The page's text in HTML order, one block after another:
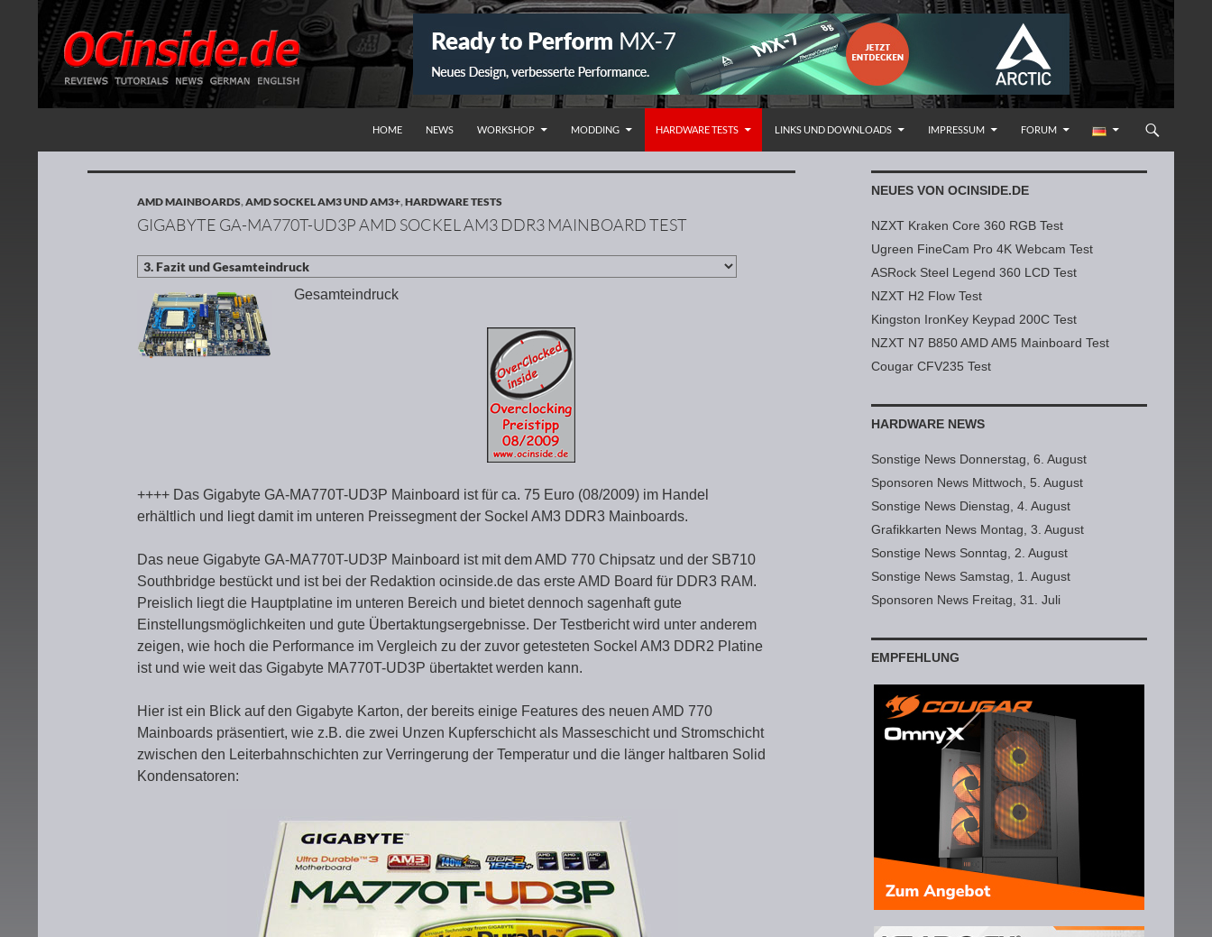
HOME
NEWS WORKSHOP MODDING HARDWARE TESTS LINKS UND DOWNLOADS IMPRESSUM FORUM
AMD MAINBOARDS,AMD SOCKEL AM3 UND AM3+,HARDWARE TESTS
GIGABYTE GA-MA770T-UD3P AMD SOCKEL AM3 DDR3 MAINBOARD TEST
Gesamteindruck
++++ Das Gigabyte GA-MA770T-UD3P Mainboard ist für ca. 75 Euro (08/2009) im Handel
erhältlich und liegt damit im unteren Preissegment der Sockel AM3 DDR3 Mainboards.
Das neue Gigabyte GA-MA770T-UD3P Mainboard ist mit dem AMD 770 Chipsatz und der SB710
Southbridge bestückt und ist bei der Redaktion ocinside.de das erste AMD Board für DDR3 RAM.
Preislich liegt die Hauptplatine im unteren Bereich und bietet dennoch sagenhaft gute
Einstellungsmöglichkeiten und gute Übertaktungsergebnisse. Der Testbericht wird unter anderem
zeigen, wie hoch die Performance im Vergleich zu der zuvor getesteten Sockel AM3 DDR2 Platine
ist und wie weit das Gigabyte MA770T-UD3P übertaktet werden kann.
Hier ist ein Blick auf den Gigabyte Karton, der bereits einige Features des neuen AMD 770
Mainboards präsentiert, wie z.B. die zwei Unzen Kupferschicht als Masseschicht und Stromschicht
zwischen den Leiterbahnschichten zur Verringerung der Temperatur und die länger haltbaren Solid
Kondensatoren:
NEUES VON OCINSIDE.DE
NZXT Kraken Core 360 RGB Test
Ugreen FineCam Pro 4K Webcam Test
ASRock Steel Legend 360 LCD Test
NZXT H2 Flow Test
Kingston IronKey Keypad 200C Test
NZXT N7 B850 AMD AM5 Mainboard Test
Cougar CFV235 Test
HARDWARE NEWS
Sonstige News Donnerstag, 6. August
Sponsoren News Mittwoch, 5. August
Sonstige News Dienstag, 4. August
Grafikkarten News Montag, 3. August
Sonstige News Sonntag, 2. August
Sonstige News Samstag, 1. August
Sponsoren News Freitag, 31. Juli
EMPFEHLUNG